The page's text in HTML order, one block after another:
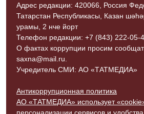
Адрес редакции: 420066, Россия
Татарстан Республикасы, Казан
урамы, 2 нче йорт
Телефон редакции: +7 (843) 222-05-
О фактах коррупции просим
saxna@mail.ru.
Учредитель СМИ: АО «ТАТМЕДИА»
Антикоррупционная политика
АО «ТАТМЕДИА» использует